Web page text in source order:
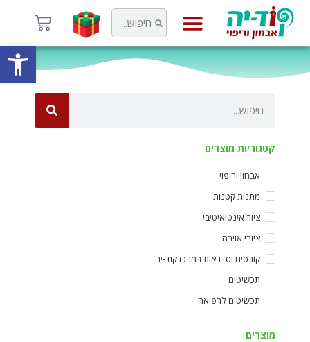
קטגוריות מוצרים
אבחון וריפוי
מתנות קטנות
ציור אינטואיטיבי
ציורי אוירה
קורסים וסדנאות במרכז קוד-יה
תכשיטים
תכשיטים לרפואה
מוצרים